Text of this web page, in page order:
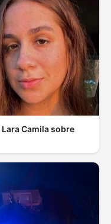
Camila sobre